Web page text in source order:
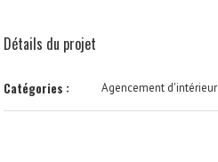
Détails du projet
Catégories : Agencement d'intérieur